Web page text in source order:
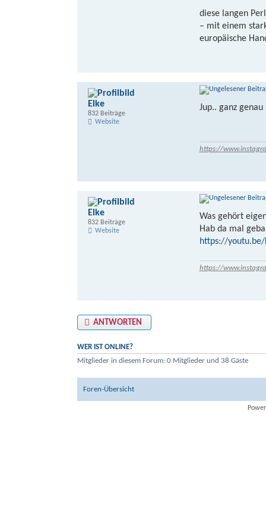
diese langen
– mit einem
europäische
Jup.. ganz genau
https://
Elke
832 Beiträge
Website
Was gehört
Hab da mal
https://youtu.be/
https://
Elke
832 Beiträge
Website
ANTWORTEN
WER IST ONLINE?
Mitglieder in diesem Forum: 0 Mitglieder und 38 Gäste
Foren-Übersicht